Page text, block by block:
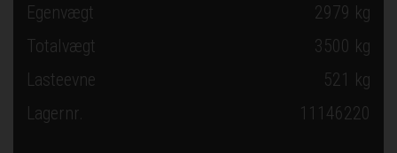
Egenvægt
2979 kg
Totalvægt
3500 kg
Lasteevne
521 kg
Lagernr.
11146220